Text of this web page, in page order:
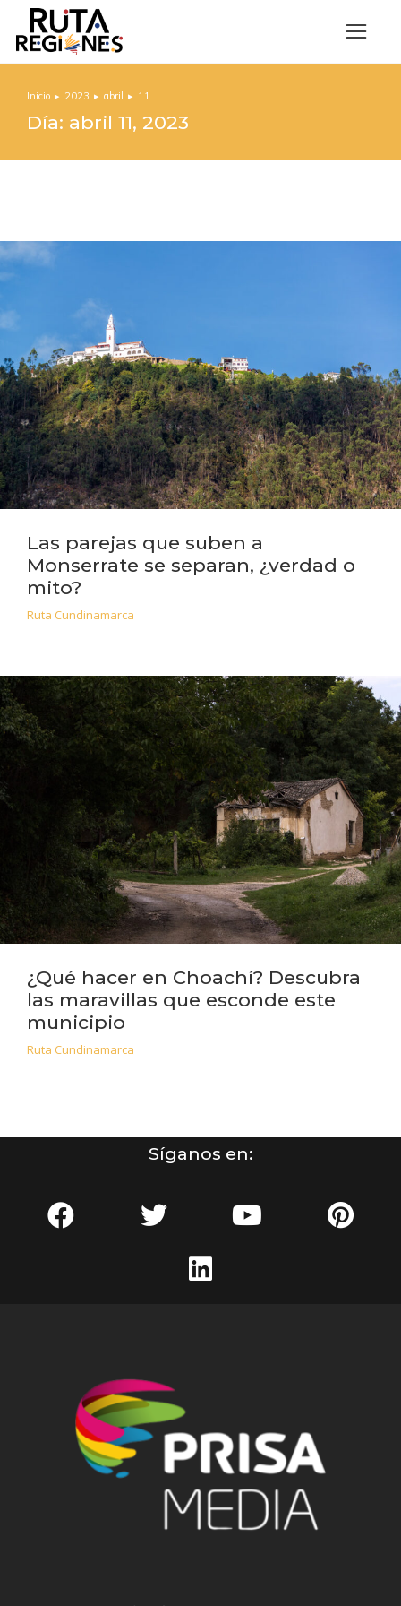
Estás aquí:
Inicio 2023 abril 11
Día: abril 11, 2023
Las parejas que suben a
Monserrate se separan, ¿verdad o
mito?
Ruta Cundinamarca
¿Qué hacer en Choachí? Descubra
las maravillas que esconde este
municipio
Ruta Cundinamarca
Síganos en: